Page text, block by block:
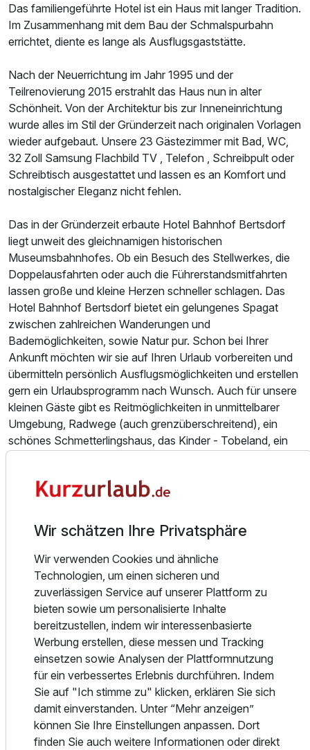
Ausstattung
Zusatznächte
Für 7 Tage p.P. ab520,00 €
Doppelzimmer mit Balkon
2 Erwachsene
Ausstattung
Zusatznächte
Das familiengeführte Hotel ist ein Haus mit langer Tradition.
Im Zusammenhang mit dem Bau der Schmalspurbahn
errichtet, diente es lange als Ausflugsgaststätte.
Nach der Neuerrichtung im Jahr 1995 und der
Teilrenovierung 2015 erstrahlt das Haus nun in alter
Schönheit. Von der Architektur bis zur Inneneinrichtung
wurde alles im Stil der Gründerzeit nach originalen Vorlagen
wieder aufgebaut. Unsere 23 Gästezimmer mit Bad, WC,
32 Zoll Samsung Flachbild TV , Telefon , Schreibpult oder
Schreibtisch ausgestattet und lassen es an Komfort und
nostalgischer Eleganz nicht fehlen.
Das in der Gründerzeit erbaute Hotel Bahnhof Bertsdorf
liegt unweit des gleichnamigen historischen
Museumsbahnhofes. Ob ein Besuch des Stellwerkes, die
Doppelausfahrten oder auch die Führerstandsmitfahrten
lassen große und kleine Herzen schneller schlagen. Das
Hotel Bahnhof Bertsdorf bietet ein gelungenes Spagat
zwischen zahlreichen Wanderungen und
Bademöglichkeiten, sowie Natur pur. Schon bei Ihrer
Ankunft möchten wir sie auf Ihren Urlaub vorbereiten und
übermitteln persönlich Ausflugsmöglichkeiten und erstellen
gern ein Urlaubsprogramm nach Wunsch. Auch für unsere
kleinen Gäste gibt es Reitmöglichkeiten in unmittelbarer
Umgebung, Radwege (auch grenzüberschreitend), ein
schönes Schmetterlingshaus, das Kinder - Tobeland, ein
ganz besondere Highlight befindet sich direkt im Hotel,
Karl IV. fühlte sich im Zittauer Gebirge so wohl, dass er auf
dem Berg Oybin sein Alterssitz ausbauen lies. Gönne Sie
sich ein bisschen Nostalgie pur gepaart mit einem
unvergesslichen Aufenthalt und fabelhaften
Felsformationen wohin das Auge reicht.
Der noch reguläre Dampfbetrieb auf der "Zittauer
Bimmelbahn", wie sie liebevoll im Volksmund genannt wird,
zieht jährlich viele Touristen und Tagesausflügler aus nah
und fern in ihren Bann. Ein besonderes Gefühl ist es, den
Dampfzügen bei ihrer donnernden Fahrt zuzuschauen.
Viele Besucher wollen einfach nicht glauben, dass die
Dampflokomotive hier noch ihren täglichen Planeinsatz
absolviert.
Wir schätzen Ihre Privatsphäre
Wir verwenden Cookies und ähnliche
Technologien, um einen sicheren und
zuverlässigen Service auf unserer Plattform zu
bieten sowie um personalisierte Inhalte
bereitzustellen, indem wir interessenbasierte
Werbung erstellen, diese messen und Tracking
einsetzen sowie Analysen der Plattformnutzung
für ein verbessertes Erlebnis durchführen. Indem
Sie auf "Ich stimme zu" klicken, erklären Sie sich
damit einverstanden. Unter “Mehr anzeigen”
können Sie Ihre Einstellungen anpassen. Dort
finden Sie auch weitere Informationen oder direkt